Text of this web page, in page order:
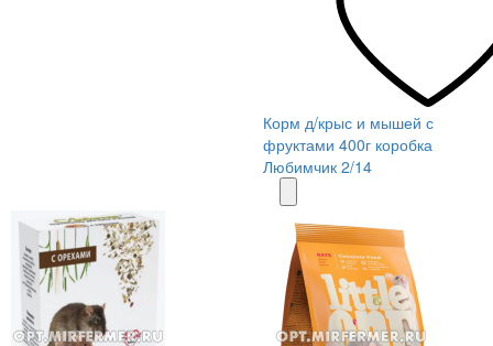
Корм д/крыс и мышей с
фруктами 400г коробка
Любимчик 2/14